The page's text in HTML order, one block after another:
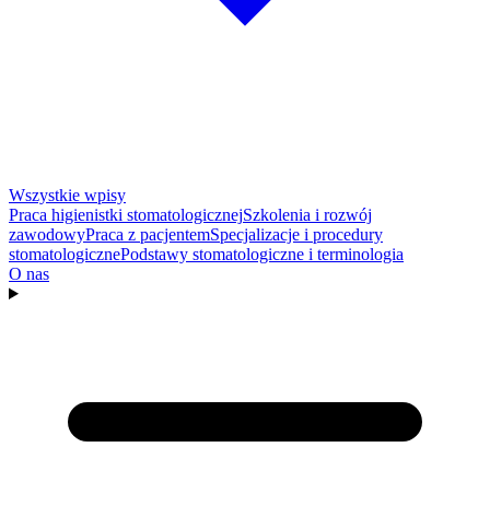
Wszystkie wpisy
Praca higienistki stomatologicznejSzkolenia i rozwój
zawodowyPraca z pacjentemSpecjalizacje i procedury
stomatologicznePodstawy stomatologiczne i terminologia
O nas